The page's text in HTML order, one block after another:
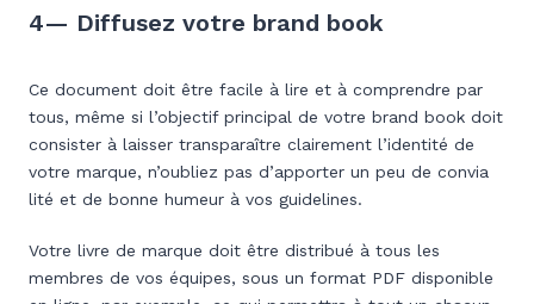
4— Diffusez votre brand book
Ce document doit être facile à lire et à comprendre par
tous, même si l’objectif principal de votre brand book doit
consister à laisser transparaître clairement l’identité de
votre marque, n’oubliez pas d’apporter un peu de convia
lité et de bonne humeur à vos guidelines.
Votre livre de marque doit être distribué à tous les
membres de vos équipes, sous un format PDF disponible